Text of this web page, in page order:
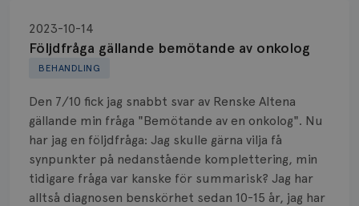
BEHANDLING
Följdfråga gällande bemötande av onkolog
2023-10-14
Den 7/10 fick jag snabbt svar av Renske Altena
gällande min fråga "Bemötande av en onkolog". Nu
har jag en följdfråga: Jag skulle gärna vilja få
synpunkter på nedanstående komplettering, min
tidigare fråga var kanske för summarisk? Jag har
alltså diagnosen benskörhet sedan 10-15 år, jag har
Biopsi
Biverkningar
Bröstvårta
Knöl
Läkemedel